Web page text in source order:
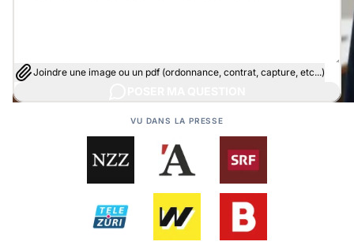
Joindre une image ou un pdf (ordonnance, contrat, capture, etc...)
VU DANS LA PRESSE